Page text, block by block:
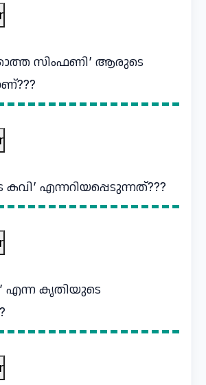
സിംഫണി’ ആരുടെ
കവി’ എന്നറിയപ്പെടുന്നത്???
എന്ന കൃതിയുടെ